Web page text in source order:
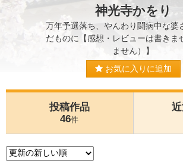
神光寺かをり
万年予選落ち、やんわり闘病中な婆
だものに【感想・レビューは書きま
ません）】
お気に入りに追加
投稿作品
46件